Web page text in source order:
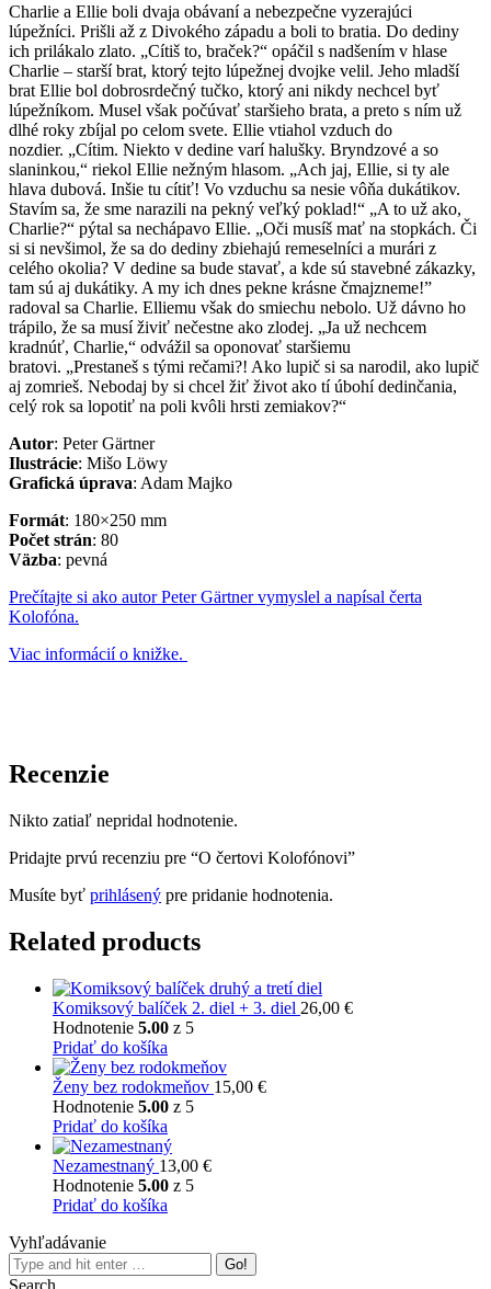
Charlie a Ellie boli dvaja obávaní a nebezpečne vyzerajúci
lúpežníci. Prišli až z Divokého západu a boli to bratia. Do dediny
ich prilákalo zlato. „Cítiš to, braček?“ opáčil s nadšením v hlase
Charlie – starší brat, ktorý tejto lúpežnej dvojke velil. Jeho mladší
brat Ellie bol dobrosrdečný tučko, ktorý ani nikdy nechcel byť
lúpežníkom. Musel však počúvať staršieho brata, a preto s ním už
dlhé roky zbíjal po celom svete. Ellie vtiahol vzduch do
nozdier. „Cítim. Niekto v dedine varí halušky. Bryndzové a so
slaninkou,“ riekol Ellie nežným hlasom. „Ach jaj, Ellie, si ty ale
hlava dubová. Inšie tu cítiť! Vo vzduchu sa nesie vôňa dukátikov.
Stavím sa, že sme narazili na pekný veľký poklad!“ „A to už ako,
Charlie?“ pýtal sa nechápavo Ellie. „Oči musíš mať na stopkách. Či
si si nevšimol, že sa do dediny zbiehajú remeselníci a murári z
celého okolia? V dedine sa bude stavať, a kde sú stavebné zákazky,
tam sú aj dukátiky. A my ich dnes pekne krásne čmajzneme!”
radoval sa Charlie. Elliemu však do smiechu nebolo. Už dávno ho
trápilo, že sa musí živiť nečestne ako zlodej. „Ja už nechcem
kradnúť, Charlie,“ odvážil sa oponovať staršiemu
bratovi. „Prestaneš s tými rečami?! Ako lupič si sa narodil, ako lupič
aj zomrieš. Nebodaj by si chcel žiť život ako tí úbohí dedinčania,
celý rok sa lopotiť na poli kvôli hrsti zemiakov?“
Autor: Peter Gärtner
Ilustrácie: Mišo Löwy
Grafická úprava: Adam Majko
Formát: 180×250 mm
Počet strán: 80
Väzba: pevná
Prečítajte si ako autor Peter Gärtner vymyslel a napísal čerta
Kolofóna.
Viac informácií o knižke.
Recenzie
Nikto zatiaľ nepridal hodnotenie.
Pridajte prvú recenziu pre “O čertovi Kolofónovi”
Musíte byť prihlásený pre pridanie hodnotenia.
Related products
Komiksový balíček 2. diel + 3. diel 26,00 €
Hodnotenie 5.00 z 5
Pridať do košíka
Ženy bez rodokmeňov 15,00 €
Hodnotenie 5.00 z 5
Pridať do košíka
Nezamestnaný 13,00 €
Hodnotenie 5.00 z 5
Pridať do košíka
Vyhľadávanie
Search: